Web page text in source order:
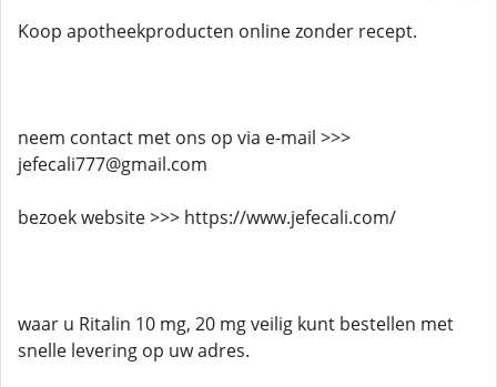
Koop apotheekproducten online zonder recept.
neem contact met ons op via e-mail >>>
jefecali777@gmail.com
bezoek website >>> https://www.jefecali.com/
waar u Ritalin 10 mg, 20 mg veilig kunt bestellen met
snelle levering op uw adres.